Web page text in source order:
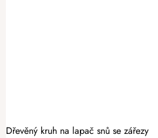
Dřevěný kruh na lapač snů se zářezy